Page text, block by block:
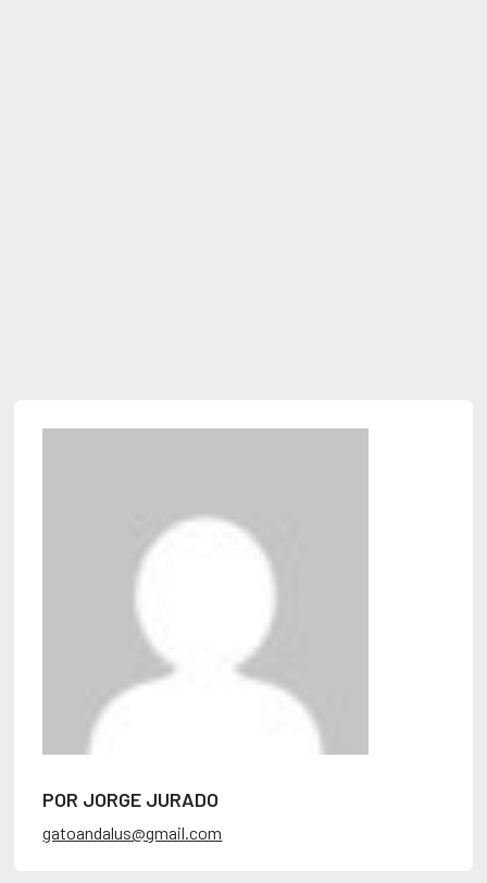
POR JORGE JURADO
gatoandalus@gmail.com